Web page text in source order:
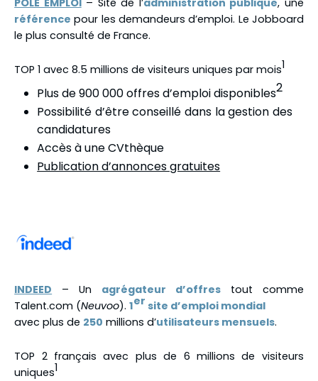
référence pour les demandeurs d’emploi. Le Jobboard
le plus consulté de France.
TOP 1 avec 8.5 millions de visiteurs uniques par mois1
Plus de 900 000 offres d’emploi disponibles2
Possibilité d’être conseillé dans la gestion des
candidatures
Accès à une CVthèque
Publication d’annonces gratuites
INDEED – Un agrégateur d’offrestout comme
Talent.com (Neuvoo).1er site d’emploi mondial
avec plus de 250 millions d’utilisateurs mensuels.
TOP 2 français avec plus de 6 millions de visiteurs
uniques1